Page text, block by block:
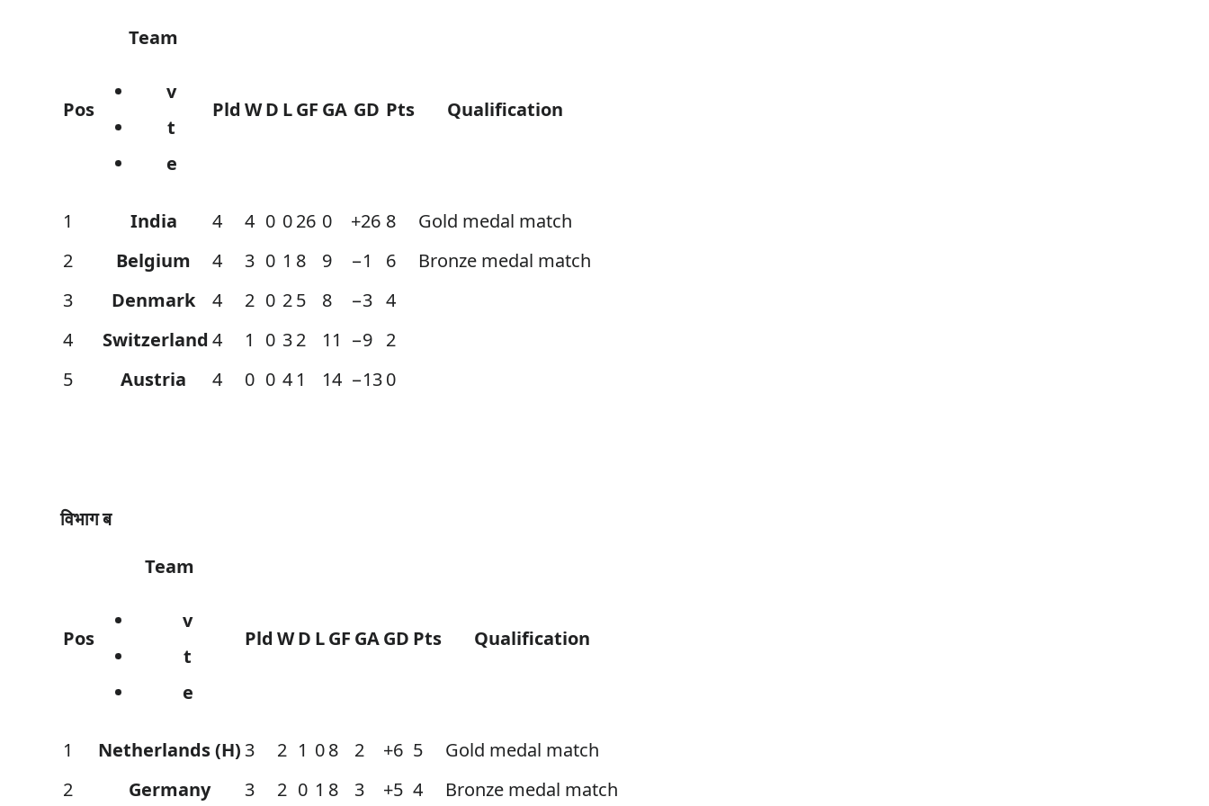
Pos
Team
v
t
e
Pld WD LGF GA GD Pts Qualification
1 India 4 4 0 026 0 +26 8
Gold medal match
2
Belgium 4 3 0 1 8 9 −1 6
Bronze medal match
3
Denmark 4 2 0 25 8 −3 4
4
Switzerland 4 1 0 32 11 −9 2
5
Austria 4 0 0 4 1 14 −130
विभाग ब
Pos
Team
v
t
e
Pld WD LGF GAGD Pts Qualification
1 Netherlands (H) 3 2 1 08 2 +6 5
Gold medal match
2
Germany 3 2 0 1 8 3 +5 4 Bronze medal match